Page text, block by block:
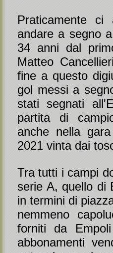
Praticamente
andare a segno
34 anni dal
Matteo
fine a questo
gol messi a
stati segnati
partita di
anche nella
2021 vinta dai
Tra tutti i campi
serie A, quello di
in termini di
nemmeno
forniti da
abbonamenti